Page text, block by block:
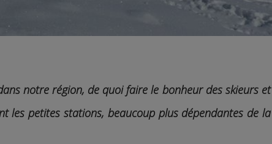
notre région, de quoi faire le bonheur des skieurs et
les petites stations, beaucoup plus dépendantes de la